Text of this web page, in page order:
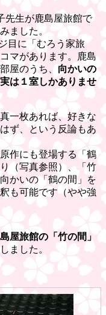
生が鹿島屋旅館で
ました。
目に「むろう家旅
マがあります。鹿島
屋のうち、 向かいの
は１室しかありませ
一枚あれば、好きな
ず、という反論もあ
作にも登場する「鶴
（写真参照）、「竹
かいの「鶴の間」を
も可能です（やや強
屋旅館の「竹の間」
ました。